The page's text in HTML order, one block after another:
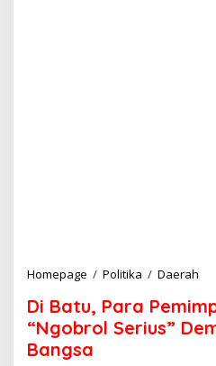
Homepage / Politika / Daerah
B
a
t
Di Batu, Para
“Ngobrol Serius”
Bangsa